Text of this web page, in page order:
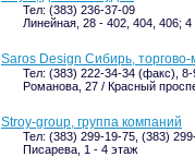
Тел: (383) 236-37-09
Линейная, 28 - 402, 404, 406; 4
Saros Design Сибирь,
Тел: (383) 222-34-34 (факс),
Романова, 27 / Красный
Stroy-group, группа компаний
Тел: (383) 299-19-75, (383)
Писарева, 1 - 4 этаж